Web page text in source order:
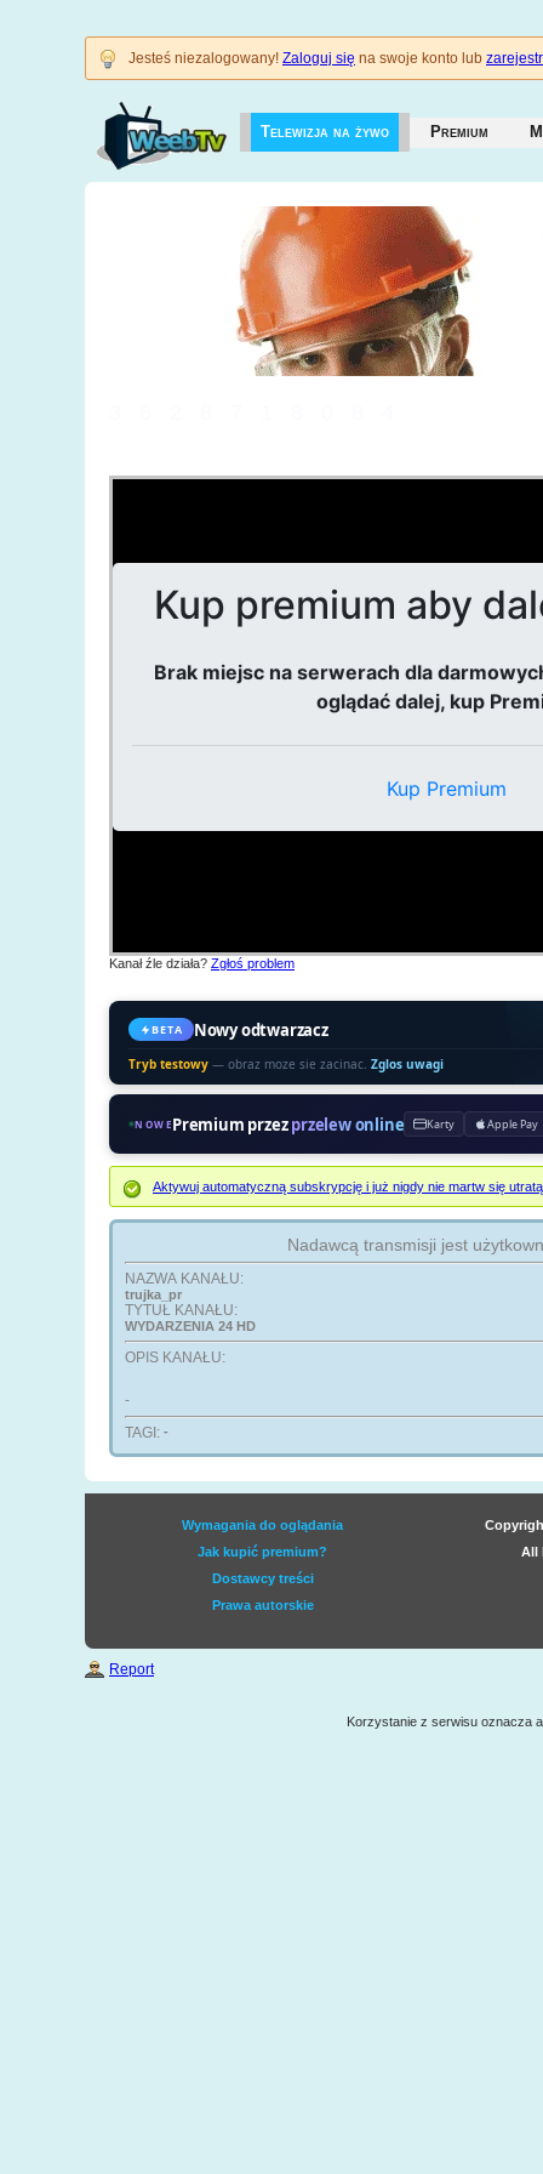
Jesteś niezalogowany! Zaloguj się na swoje konto lub
Telewizja na żywo Premium
Kanał źle działa? Zgłoś problem
BETA Nowy odtwarzacz
Tryb testowy — obraz moze sie zacinac. Zglos uwagi
NOWEPremium przezprzelew online Karty Apple Pay
Aktywuj automatyczną subskrypcję i już nigdy nie martw się
Nadawcą transmisji jest
NAZWA KANAŁU:
trujka_pr
TYTUŁ KANAŁU:
WYDARZENIA 24 HD
OPIS KANAŁU:
-
TAGI: -
Wymagania do oglądania
Jak kupić premium?
Dostawcy treści
Prawa autorskie
All
Report
Korzystanie z serwisu oznacza